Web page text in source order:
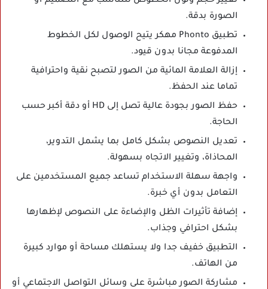
الصورة بدقة.
تطبيق Phonto مهكر يتيح الوصول لكل الخطوط
المدفوعة مجانا بدون قيود.
إزالة العلامة المائية من الصور لتصبح نقية واحترافية
تماما عند الحفظ.
حفظ الصور بجودة عالية تصل إلى HD أو دقة أكبر حسب
الحاجة.
تعديل النصوص بشكل كامل بما يشمل التدوير،
المحاذاة، وتغيير الاتجاه بسهولة.
واجهة سهلة الاستخدام تساعد جميع المستخدمين على
التعامل بدون أي خبرة.
إضافة تأثيرات الظل والإضاءة على النصوص لإظهارها
بشكل احترافي وجذاب.
التطبيق خفيف جدا ولا يستهلك مساحة أو موارد كبيرة
من الهاتف.
مشاركة الصور مباشرة على وسائل التواصل الاجتماعي أو